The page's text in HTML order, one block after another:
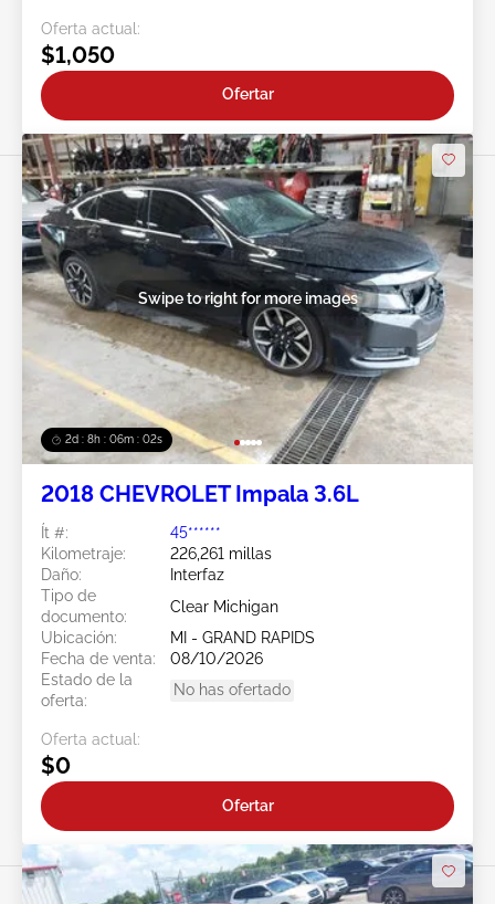
Oferta actual:
$1,050
Ofertar
2d : 8h : 05m : 59s
Swipe to right for more images
2018 CHEVROLET Impala 3.6L
Ít #:
45******
Kilometraje:
226,261 millas
Daño:
Interfaz
Tipo de
documento:
Clear Michigan
Ubicación:
MI - GRAND RAPIDS
Fecha de venta:
08/10/2026
Estado de la
oferta:
No has ofertado
Oferta actual:
$0
Ofertar